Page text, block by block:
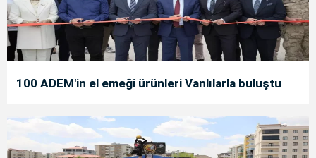
100 ADEM'in el emeği ürünleri Vanlılarla buluştu